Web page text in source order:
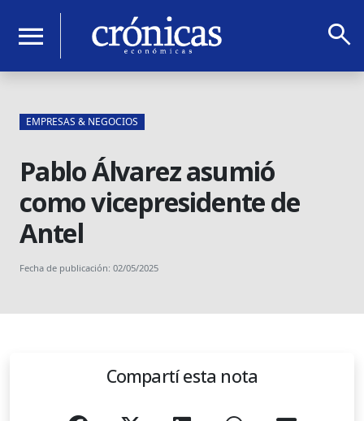
menu search
EMPRESAS & NEGOCIOS
Pablo Álvarez asumió
como vicepresidente de
Antel
Fecha de publicación: 02/05/2025
Compartí esta nota